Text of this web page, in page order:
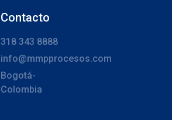
Contacto
318 343 8888
info@mmpprocesos.com
Bogotá-
Colombia